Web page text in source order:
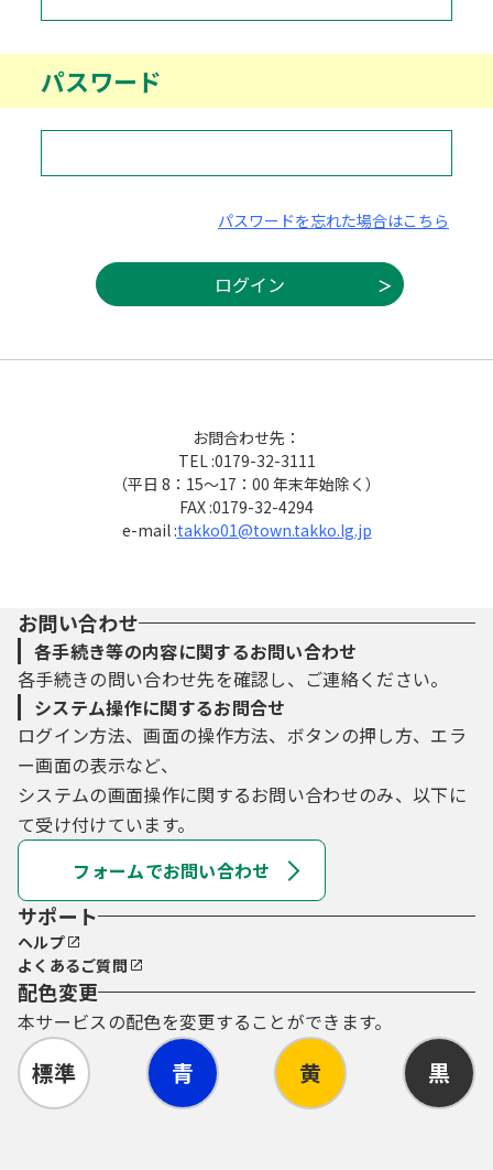
パスワード
パスワードを忘れた場合はこちら
お問合わせ先：
TEL :0179-32-3111
（平日 8：15～17：00 年末年始除く）
FAX :0179-32-4294
e-mail :takko01@town.takko.lg.jp
お問い合わせ
各手続き等の内容に関するお問い合わせ
各手続きの問い合わせ先を確認し、ご連絡ください。
システム操作に関するお問合せ
ログイン方法、画面の操作方法、ボタンの押し方、エラ
ー画面の表示など、
システムの画面操作に関するお問い合わせのみ、以下に
て受け付けています。
フォームでお問い合わせ
サポート
ヘルプ
よくあるご質問
配色変更
本サービスの配色を変更することができます。
標準 青 黄 黒